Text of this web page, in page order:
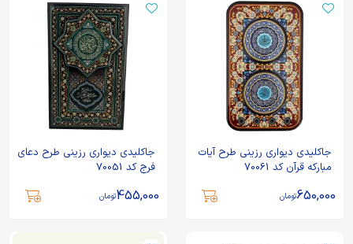
جاکلیدی دیواری رزینی طرح آیات
مبارکه قرآن کد 70061
650,000تومان
جاکلیدی دیواری رزینی طرح دعای
فرج کد 70051
455,000تومان